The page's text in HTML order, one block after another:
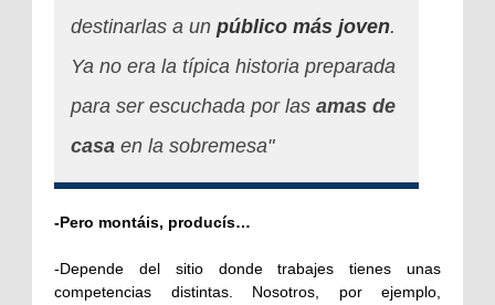
destinarlas a un público más joven.
Ya no era la típica historia preparada
para ser escuchada por las amas de
casa en la sobremesa"
-Pero montáis, producís…
-Depende del sitio donde trabajes tienes unas
competencias distintas. Nosotros, por ejemplo,